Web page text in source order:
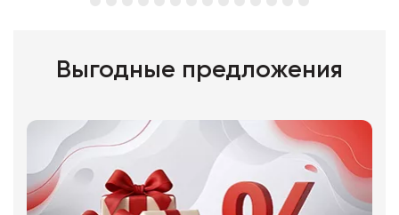
Выгодные предложения